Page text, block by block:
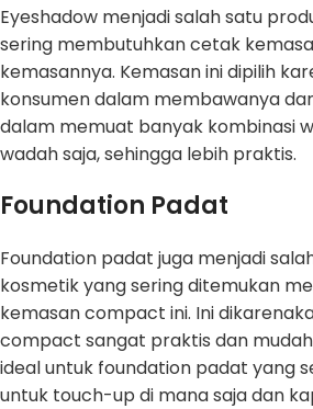
Eyeshadow menjadi salah satu
sering membutuhkan cetak
kemasannya. Kemasan ini dipilih
konsumen dalam membawanya
dalam memuat banyak kombinasi
wadah saja, sehingga lebih praktis.
Foundation Padat
Foundation padat juga menjadi
kosmetik yang sering ditemukan
kemasan compact ini. Ini
compact sangat praktis dan
ideal untuk foundation padat yang
untuk touch-up di mana saja dan